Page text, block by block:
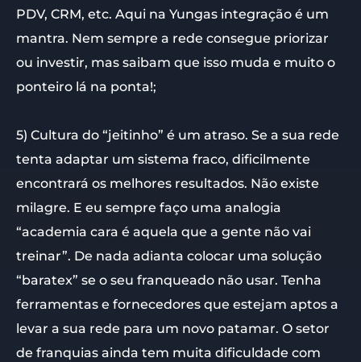
PDV, CRM, etc. Aqui na Yungas integração é um
mantra. Nem sempre a rede consegue priorizar
ou investir, mas saibam que isso muda e muito o
ponteiro lá na ponta!;
5) Cultura do “jeitinho” é um atraso. Se a sua rede
tenta adaptar um sistema fraco, dificilmente
encontrará os melhores resultados. Não existe
milagre. E eu sempre faço uma analogia
“academia cara é aquela que a gente não vai
treinar”. De nada adianta colocar uma solução
“baratex” se o seu franqueado não usar. Tenha
ferramentas e fornecedores que estejam aptos a
levar a sua rede para um novo patamar. O setor
de franquias ainda tem muita dificuldade com